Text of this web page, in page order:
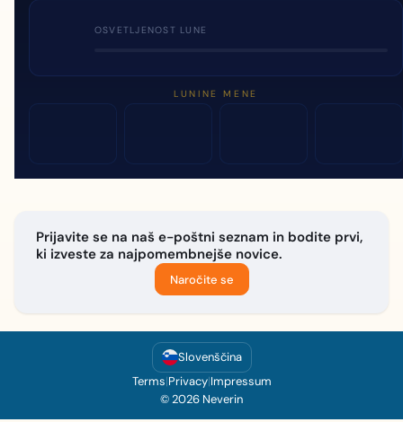
OSVETLJENOST LUNE
LUNINE MENE
Prijavite se na naš e-poštni seznam in bodite prvi,
ki izveste za najpomembnejše novice.
Naročite se
Slovenščina
Terms|Privacy|Impressum
© 2026 Neverin